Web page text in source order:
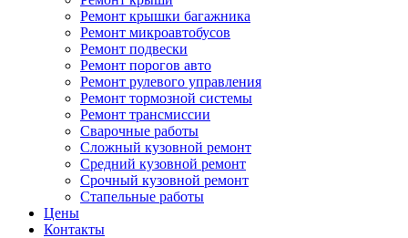
Ремонт крышки багажника
Ремонт микроавтобусов
Ремонт подвески
Ремонт порогов авто
Ремонт рулевого управления
Ремонт тормозной системы
Ремонт трансмиссии
Сварочные работы
Сложный кузовной ремонт
Средний кузовной ремонт
Срочный кузовной ремонт
Стапельные работы
Цены
Контакты